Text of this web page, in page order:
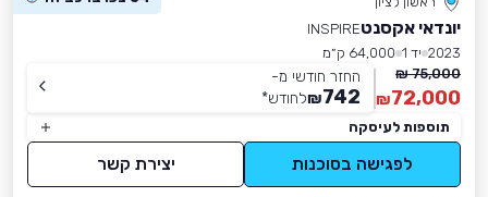
יונדאי אקסנטINSPIRE
2023 יד 1
64,000 ק״מ
75,000 ₪
72,000
₪
החזר חודשי מ-
742
₪לחודש*
תוספות לעיסקה
לפגישה בסוכנות יצירת קשר